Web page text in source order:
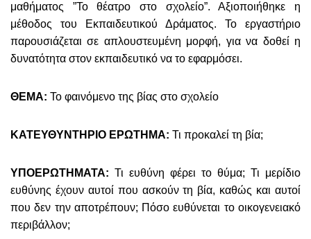
μαθήματος ”Το θέατρο στο σχολείο”. Αξιοποιήθηκε η
μέθοδος του Εκπαιδευτικού Δράματος. Το εργαστήριο
παρουσιάζεται σε απλουστευμένη μορφή, για να δοθεί η
δυνατότητα στον εκπαιδευτικό να το εφαρμόσει.
ΘΕΜΑ: Το φαινόμενο της βίας στο σχολείο
ΚΑΤΕΥΘΥΝΤΗΡΙΟ ΕΡΩΤΗΜΑ: Τι προκαλεί τη βία;
ΥΠΟΕΡΩΤΗΜΑΤΑ: Τι ευθύνη φέρει το θύμα; Τι μερίδιο
ευθύνης έχουν αυτοί που ασκούν τη βία, καθώς και αυτοί
που δεν την αποτρέπουν; Πόσο ευθύνεται το οικογενειακό
περιβάλλον;